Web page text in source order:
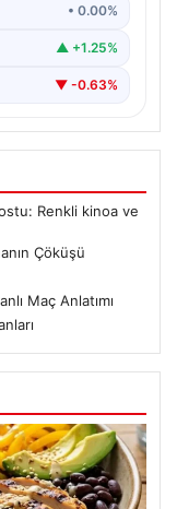
• 0.00%
▲ +1.25%
▼ -0.63%
Renkli kinoa ve
Çöküşü
Maç Anlatımı